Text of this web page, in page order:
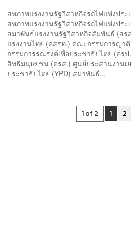
สหภาพแรงงานรัฐวิสาหกิจรถไฟแห่งประ
สหภาพแรงงานรัฐวิสาหกิจรถไฟแห่งปร
สมาพันธ์แรงงานรัฐวิสาหกิจสัมพันธ์ (ส
แรงงานไทย (คสรท.) คณะกรรมการญา
กรรมการรณรงค์เพื่อประชาธิปไตย (คร
สิทธิมนุษยชน (ครส.) ศูนย์ประสานงานเ
ประชาธิปไตย (YPD) สมาพันธ์...
1 of 2 1 2